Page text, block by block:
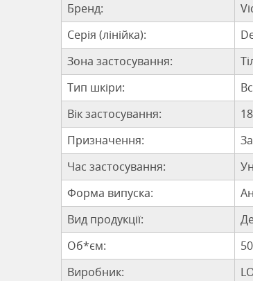
Бренд:
Серія (лінійка):
Зона застосування:
Тип шкіри:
Вік застосування:
Призначення:
Час застосування:
Форма випуска:
Вид продукції:
Об*єм:
Виробник: